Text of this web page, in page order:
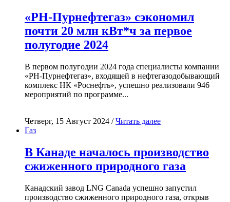
«РН-Пурнефтегаз» сэкономил
почти 20 млн кВт*ч за первое
полугодие 2024
В первом полугодии 2024 года специалисты компании
«РН-Пурнефтегаз», входящей в нефтегазодобывающий
комплекс НК «Роснефть», успешно реализовали 946
мероприятий по программе...
Четверг, 15 Август 2024 /Читать далее
Газ
В Канаде началось производство
сжиженного природного газа
Канадский завод LNG Canada успешно запустил
производство сжиженного природного газа, открыв